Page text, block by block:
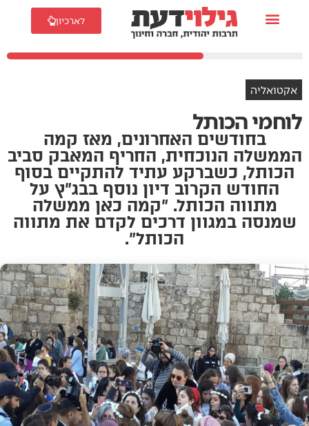
לארכיון
אקטואליה
לוחמי הכותל
בחודשים האחרונים, מאז קמה
הממשלה הנוכחית, החריף המאבק סביב
הכותל, כשברקע עתיד להתקיים בסוף
החודש הקרוב דיון נוסף בבג"ץ על
מתווה הכותל. "קמה כאן ממשלה
שמנסה במגוון דרכים לקדם את מתווה
הכותל".